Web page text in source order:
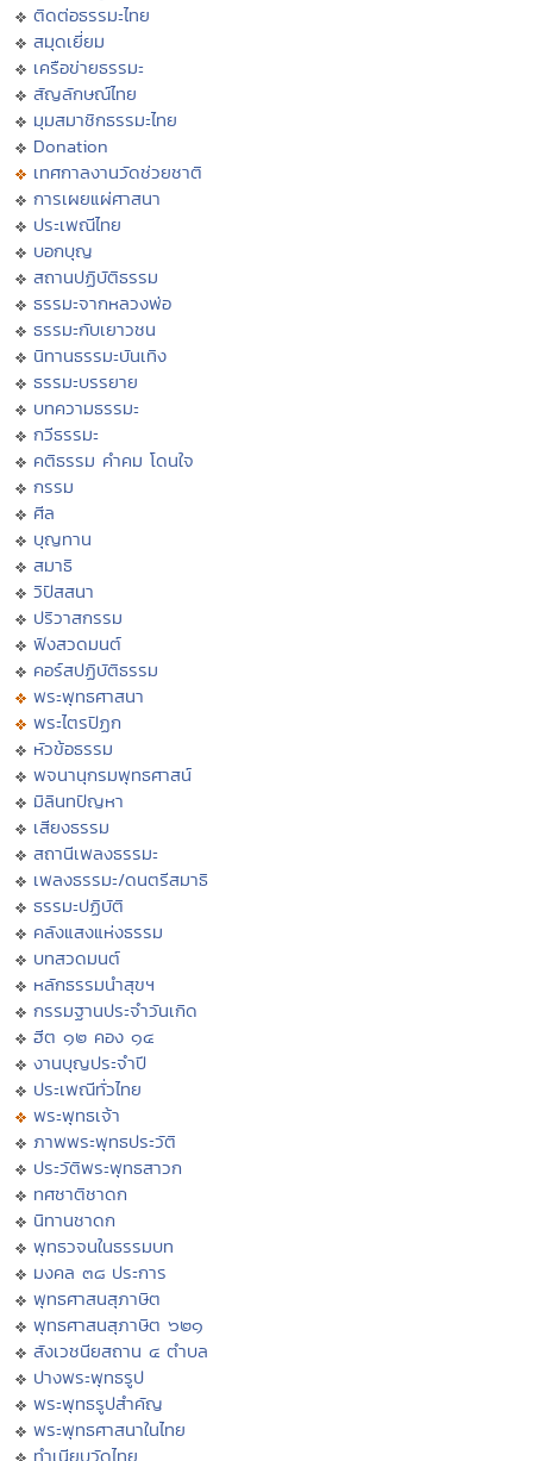
ติดต่อธรรมะไทย
สมุดเยี่ยม
เครือข่ายธรรมะ
สัญลักษณ์ไทย
มุมสมาชิกธรรมะไทย
Donation
เทศกาลงานวัดช่วยชาติ
การเผยแผ่ศาสนา
ประเพณีไทย
บอกบุญ
สถานปฏิบัติธรรม
ธรรมะจากหลวงพ่อ
ธรรมะกับเยาวชน
นิทานธรรมะบันเทิง
ธรรมะบรรยาย
บทความธรรมะ
กวีธรรมะ
คติธรรม คำคม โดนใจ
กรรม
ศีล
บุญทาน
สมาธิ
วิปัสสนา
ปริวาสกรรม
ฟังสวดมนต์
คอร์สปฏิบัติธรรม
พระพุทธศาสนา
พระไตรปิฏก
หัวข้อธรรม
พจนานุกรมพุทธศาสน์
มิลินทปัญหา
เสียงธรรม
สถานีเพลงธรรมะ
เพลงธรรมะ/ดนตรีสมาธิ
ธรรมะปฏิบัติ
คลังแสงแห่งธรรม
บทสวดมนต์
หลักธรรมนำสุขฯ
กรรมฐานประจำวันเกิด
ฮีต ๑๒ คอง ๑๔
งานบุญประจำปี
ประเพณีทั่วไทย
พระพุทธเจ้า
ภาพพระพุทธประวัติ
ประวัติพระพุทธสาวก
ทศชาติชาดก
นิทานชาดก
พุทธวจนในธรรมบท
มงคล ๓๘ ประการ
พุทธศาสนสุภาษิต
พุทธศาสนสุภาษิต ๖๒๑
สังเวชนียสถาน ๔ ตำบล
ปางพระพุทธรูป
พระพุทธรูปสำคัญ
พระพุทธศาสนาในไทย
ทำเนียบวัดไทย